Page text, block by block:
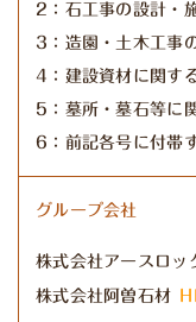
2：石工事の設計・
3：造園・土木工事
4：建設資材に関す
5：墓所・墓石等に
6：前記各号に付帯
グループ会社
株式会社アースロッ
株式会社阿曽石材